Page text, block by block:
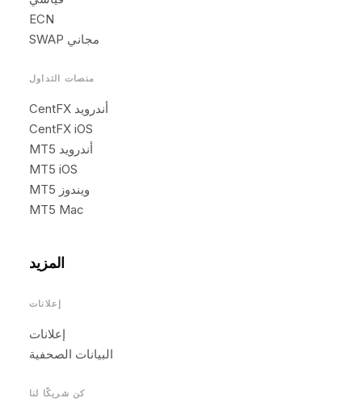
ECN
SWAP مجاني
منصات التداول
CentFX أندرويد
CentFX iOS
MT5 أندرويد
MT5 iOS
MT5 ويندوز
MT5 Mac
المزيد
إعلانات
إعلانات
البيانات الصحفية
كن شريكًا لنا